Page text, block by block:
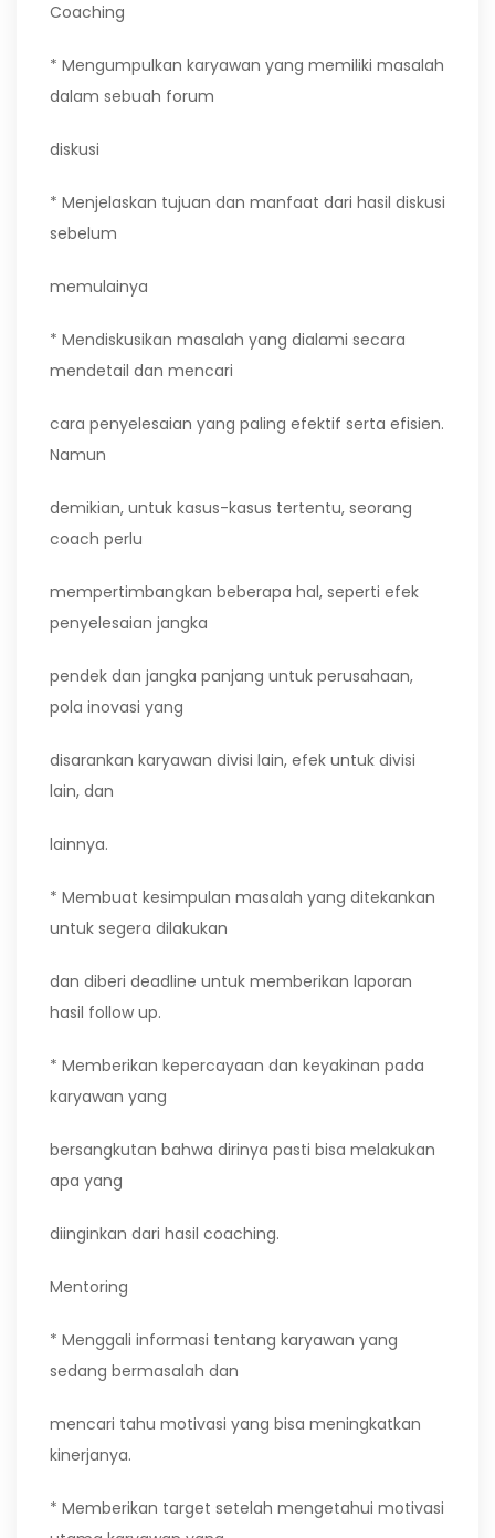
Coaching
* Mengumpulkan karyawan yang memiliki masalah
dalam sebuah forum
diskusi
* Menjelaskan tujuan dan manfaat dari hasil diskusi
sebelum
memulainya
* Mendiskusikan masalah yang dialami secara
mendetail dan mencari
cara penyelesaian yang paling efektif serta efisien.
Namun
demikian, untuk kasus-kasus tertentu, seorang
coach perlu
mempertimbangkan beberapa hal, seperti efek
penyelesaian jangka
pendek dan jangka panjang untuk perusahaan,
pola inovasi yang
disarankan karyawan divisi lain, efek untuk divisi
lain, dan
lainnya.
* Membuat kesimpulan masalah yang ditekankan
untuk segera dilakukan
dan diberi deadline untuk memberikan laporan
hasil follow up.
* Memberikan kepercayaan dan keyakinan pada
karyawan yang
bersangkutan bahwa dirinya pasti bisa melakukan
apa yang
diinginkan dari hasil coaching.
Mentoring
* Menggali informasi tentang karyawan yang
sedang bermasalah dan
mencari tahu motivasi yang bisa meningkatkan
kinerjanya.
* Memberikan target setelah mengetahui motivasi